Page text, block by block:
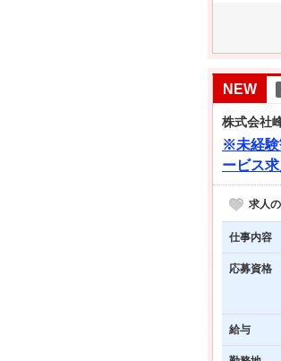
NEW
株式会社
※未経験
ービス求
求人
仕事内容
応募資格
給与